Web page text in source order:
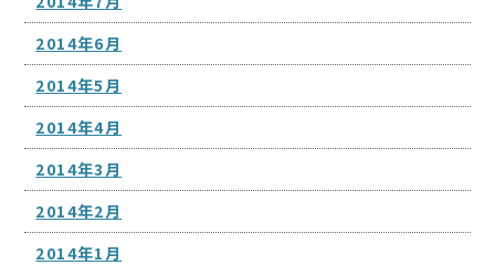
2014年6月
2014年5月
2014年4月
2014年3月
2014年2月
2014年1月